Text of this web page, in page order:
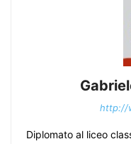
http://
Diplomato al liceo